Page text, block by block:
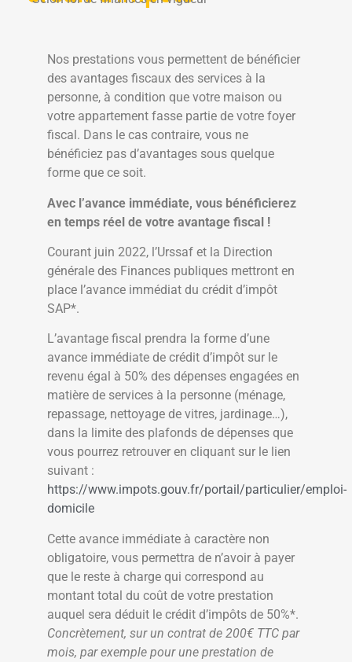
Nos prestations vous permettent de bénéficier
des avantages fiscaux des services à la
personne, à condition que votre maison ou
votre appartement fasse partie de votre foyer
fiscal. Dans le cas contraire, vous ne
bénéficiez pas d’avantages sous quelque
forme que ce soit.
Avec l’avance immédiate, vous bénéficierez
en temps réel de votre avantage fiscal !
Courant juin 2022, l’Urssaf et la Direction
générale des Finances publiques mettront en
place l’avance immédiat du crédit d’impôt
SAP*.
L’avantage fiscal prendra la forme d’une
avance immédiate de crédit d’impôt sur le
revenu égal à 50% des dépenses engagées en
matière de services à la personne (ménage,
repassage, nettoyage de vitres, jardinage…),
dans la limite des plafonds de dépenses que
vous pourrez retrouver en cliquant sur le lien
suivant :
https://www.impots.gouv.fr/portail/particulier/emploi-
domicile
Cette avance immédiate à caractère non
obligatoire, vous permettra de n’avoir à payer
que le reste à charge qui correspond au
montant total du coût de votre prestation
auquel sera déduit le crédit d’impôts de 50%*.
Concrètement, sur un contrat de 200€ TTC par
mois, par exemple pour une prestation de